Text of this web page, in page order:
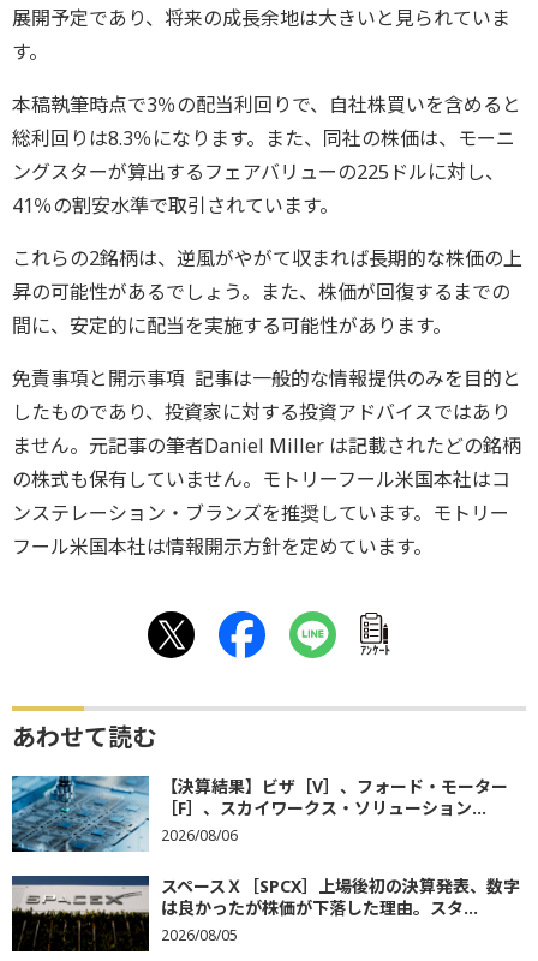
展開予定であり、将来の成長余地は大きいと見られていま
す。
本稿執筆時点で3％の配当利回りで、自社株買いを含めると
総利回りは8.3％になります。また、同社の株価は、モーニ
ングスターが算出するフェアバリューの225ドルに対し、
41％の割安水準で取引されています。
これらの2銘柄は、逆風がやがて収まれば長期的な株価の上
昇の可能性があるでしょう。また、株価が回復するまでの
間に、安定的に配当を実施する可能性があります。
免責事項と開示事項 記事は一般的な情報提供のみを目的と
したものであり、投資家に対する投資アドバイスではあり
ません。元記事の筆者Daniel Miller は記載されたどの銘柄
の株式も保有していません。モトリーフール米国本社はコ
ンステレーション・ブランズを推奨しています。モトリー
フール米国本社は情報開示方針を定めています。
ｱﾝｹｰﾄ
あわせて読む
【決算結果】ビザ［V］、フォード・モーター
［F］、スカイワークス・ソリューション...
2026/08/06
スペースＸ［SPCX］上場後初の決算発表、数字
は良かったが株価が下落した理由。スタ...
2026/08/05